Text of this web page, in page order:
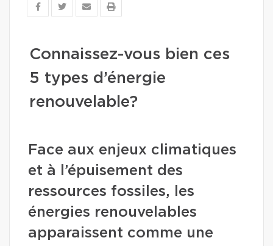
Connaissez-vous bien ces
5 types d’énergie
renouvelable?
Face aux enjeux climatiques
et à l’épuisement des
ressources fossiles, les
énergies renouvelables
apparaissent comme une